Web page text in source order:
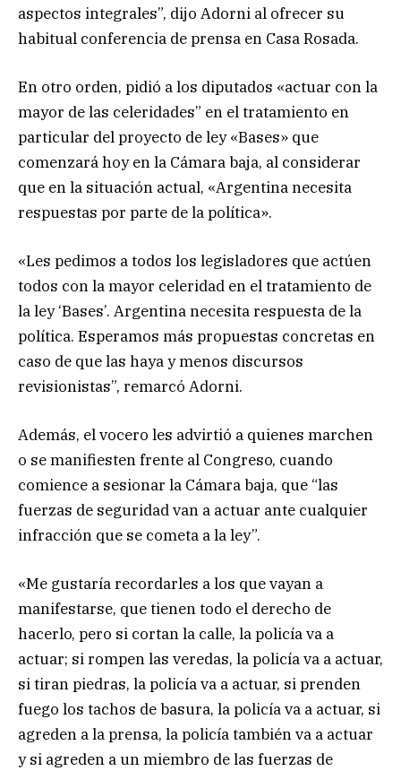
aspectos integrales”, dijo Adorni al ofrecer su
habitual conferencia de prensa en Casa Rosada.
En otro orden, pidió a los diputados «actuar con la
mayor de las celeridades” en el tratamiento en
particular del proyecto de ley «Bases» que
comenzará hoy en la Cámara baja, al considerar
que en la situación actual, «Argentina necesita
respuestas por parte de la política».
«Les pedimos a todos los legisladores que actúen
todos con la mayor celeridad en el tratamiento de
la ley ‘Bases’. Argentina necesita respuesta de la
política. Esperamos más propuestas concretas en
caso de que las haya y menos discursos
revisionistas”, remarcó Adorni.
Además, el vocero les advirtió a quienes marchen
o se manifiesten frente al Congreso, cuando
comience a sesionar la Cámara baja, que “las
fuerzas de seguridad van a actuar ante cualquier
infracción que se cometa a la ley”.
«Me gustaría recordarles a los que vayan a
manifestarse, que tienen todo el derecho de
hacerlo, pero si cortan la calle, la policía va a
actuar; si rompen las veredas, la policía va a actuar,
si tiran piedras, la policía va a actuar, si prenden
fuego los tachos de basura, la policía va a actuar, si
agreden a la prensa, la policía también va a actuar
y si agreden a un miembro de las fuerzas de